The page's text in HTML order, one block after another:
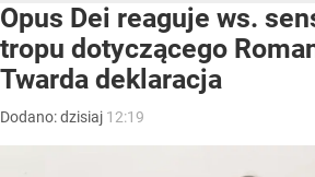
Opus Dei reaguje ws.
tropu dotyczącego
Twarda deklaracja
Dodano:dzisiaj 12:19